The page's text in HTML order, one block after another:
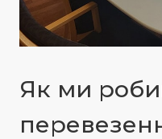
Як ми